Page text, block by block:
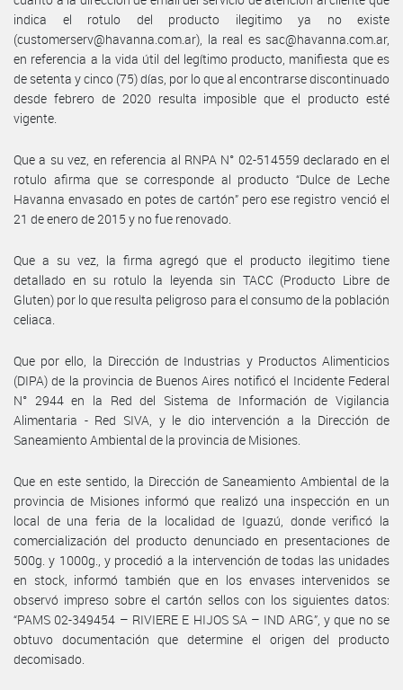
indica el rotulo del producto ilegitimo ya no existe
(customerserv@havanna.com.ar), la real es sac@havanna.com.ar,
en referencia a la vida útil del legítimo producto, manifiesta que es
de setenta y cinco (75) días, por lo que al encontrarse discontinuado
desde febrero de 2020 resulta imposible que el producto esté
vigente.
Que a su vez, en referencia al RNPA N° 02-514559 declarado en el
rotulo afirma que se corresponde al producto “Dulce de Leche
Havanna envasado en potes de cartón” pero ese registro venció el
21 de enero de 2015 y no fue renovado.
Que a su vez, la firma agregó que el producto ilegitimo tiene
detallado en su rotulo la leyenda sin TACC (Producto Libre de
Gluten) por lo que resulta peligroso para el consumo de la población
celiaca.
Que por ello, la Dirección de Industrias y Productos Alimenticios
(DIPA) de la provincia de Buenos Aires notificó el Incidente Federal
N° 2944 en la Red del Sistema de Información de Vigilancia
Alimentaria - Red SIVA, y le dio intervención a la Dirección de
Saneamiento Ambiental de la provincia de Misiones.
Que en este sentido, la Dirección de Saneamiento Ambiental de la
provincia de Misiones informó que realizó una inspección en un
local de una feria de la localidad de Iguazú, donde verificó la
comercialización del producto denunciado en presentaciones de
500g. y 1000g., y procedió a la intervención de todas las unidades
en stock, informó también que en los envases intervenidos se
observó impreso sobre el cartón sellos con los siguientes datos:
“PAMS 02-349454 – RIVIERE E HIJOS SA – IND ARG”, y que no se
obtuvo documentación que determine el origen del producto
decomisado.